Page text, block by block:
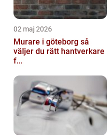
02 maj 2026
Murare i göteborg så
väljer du rätt hantverkare
f...